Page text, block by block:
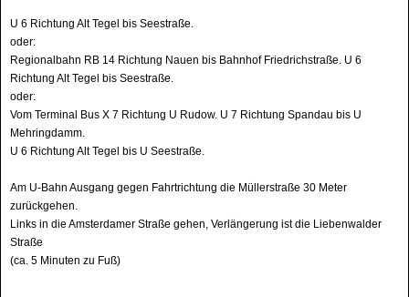
U 6 Richtung Alt Tegel bis Seestraße.
oder:
Regionalbahn RB 14 Richtung Nauen bis Bahnhof Friedrichstraße. U 6
Richtung Alt Tegel bis Seestraße.
oder:
Vom Terminal Bus X 7 Richtung U Rudow. U 7 Richtung Spandau bis U
Mehringdamm.
U 6 Richtung Alt Tegel bis U Seestraße.
Am U-Bahn Ausgang gegen Fahrtrichtung die Müllerstraße 30 Meter
zurückgehen.
Links in die Amsterdamer Straße gehen, Verlängerung ist die Liebenwalder
Straße
(ca. 5 Minuten zu Fuß)